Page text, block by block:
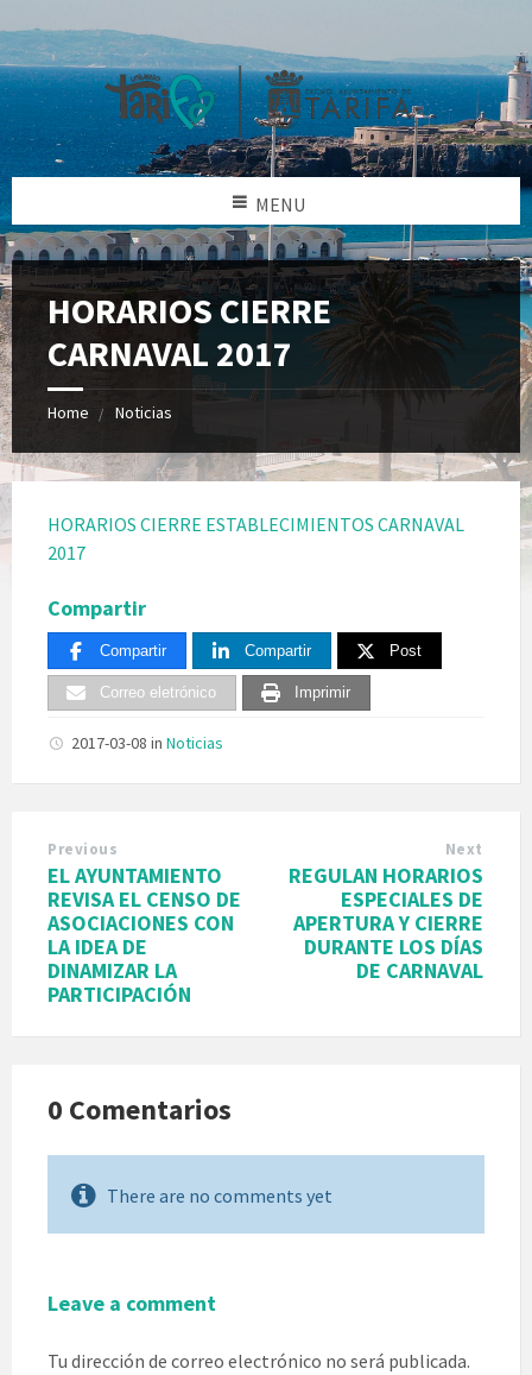
MENU
HORARIOS CIERRE
CARNAVAL 2017
Home Noticias
HORARIOS CIERRE ESTABLECIMIENTOS CARNAVAL
2017
Compartir
Compartir Compartir Post
Correo eletrónico Imprimir
2017-03-08 in Noticias
Previous
EL AYUNTAMIENTO
REVISA EL CENSO DE
ASOCIACIONES CON
LA IDEA DE
DINAMIZAR LA
PARTICIPACIÓN
Next
REGULAN HORARIOS
ESPECIALES DE
APERTURA Y CIERRE
DURANTE LOS DÍAS
DE CARNAVAL
0 Comentarios
There are no comments yet
Leave a comment
Tu dirección de correo electrónico no será publicada.